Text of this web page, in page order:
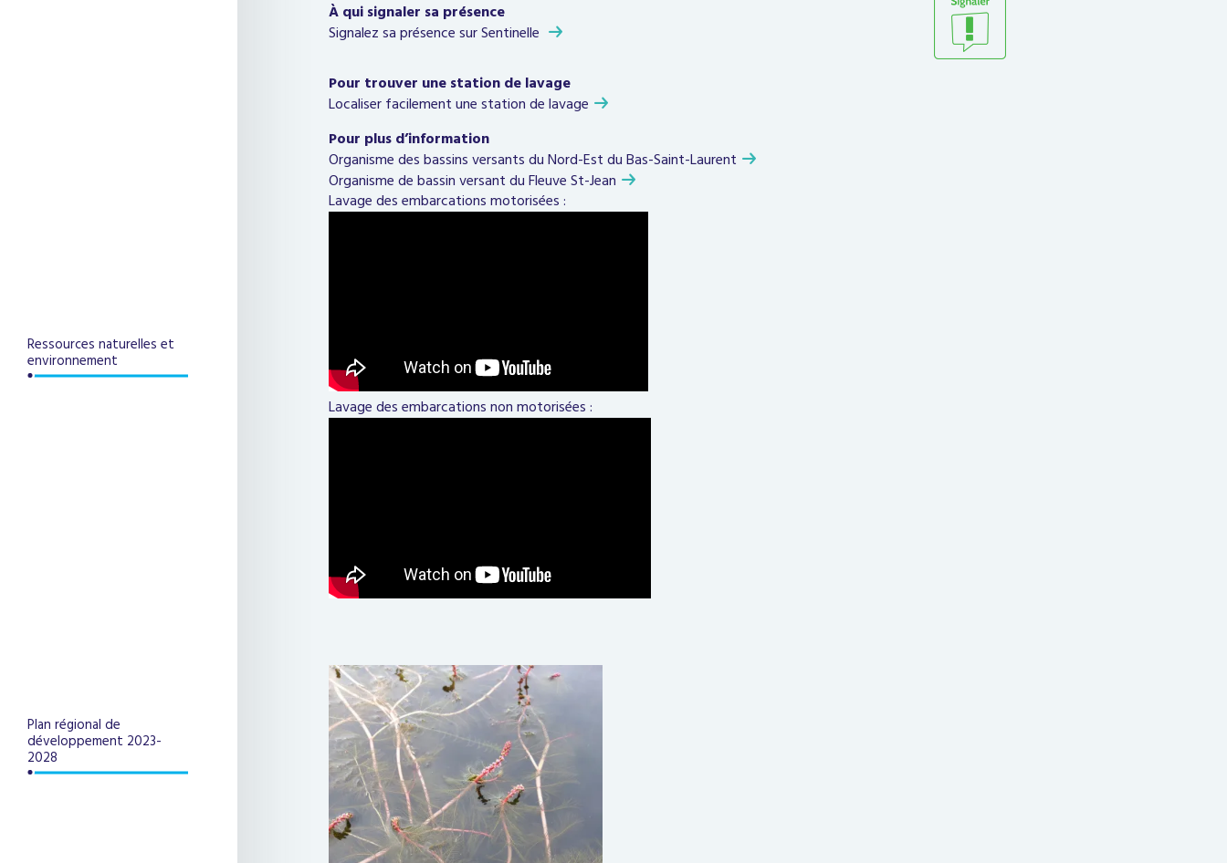
Ressources naturelles et
environnement
Plan régional de
développement 2023-
2028
À qui signaler sa présence
Signalez sa présence surSentinelle
Pour trouver une station de lavage
Localiser facilement unestation de lavage
Pour plus d’information
Organisme des bassins versants du Nord-Est du Bas-Saint-Laurent
Organisme de bassin versant du Fleuve St-Jean
Lavage des embarcations motorisées :
Lavage des embarcations non motorisées :